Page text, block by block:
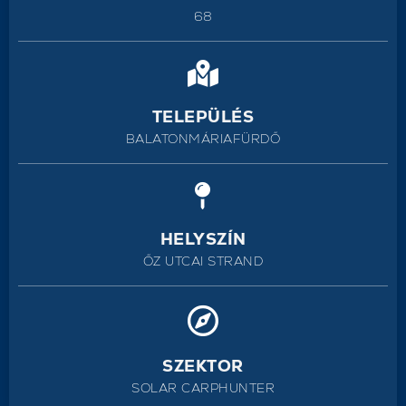
68
TELEPÜLÉS
BALATONMÁRIAFÜRDŐ
HELYSZÍN
ŐZ UTCAI STRAND
SZEKTOR
SOLAR CARPHUNTER